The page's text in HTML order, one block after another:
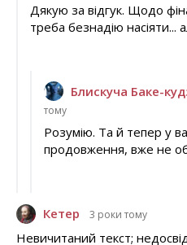
Дякую за відгук. Щодо
треба безнадію насіяти...
Блискуча Баке-
тому
Розумію. Та й тепер у
продовження, вже не
Кетер 3 роки тому
Невичитаний текст;